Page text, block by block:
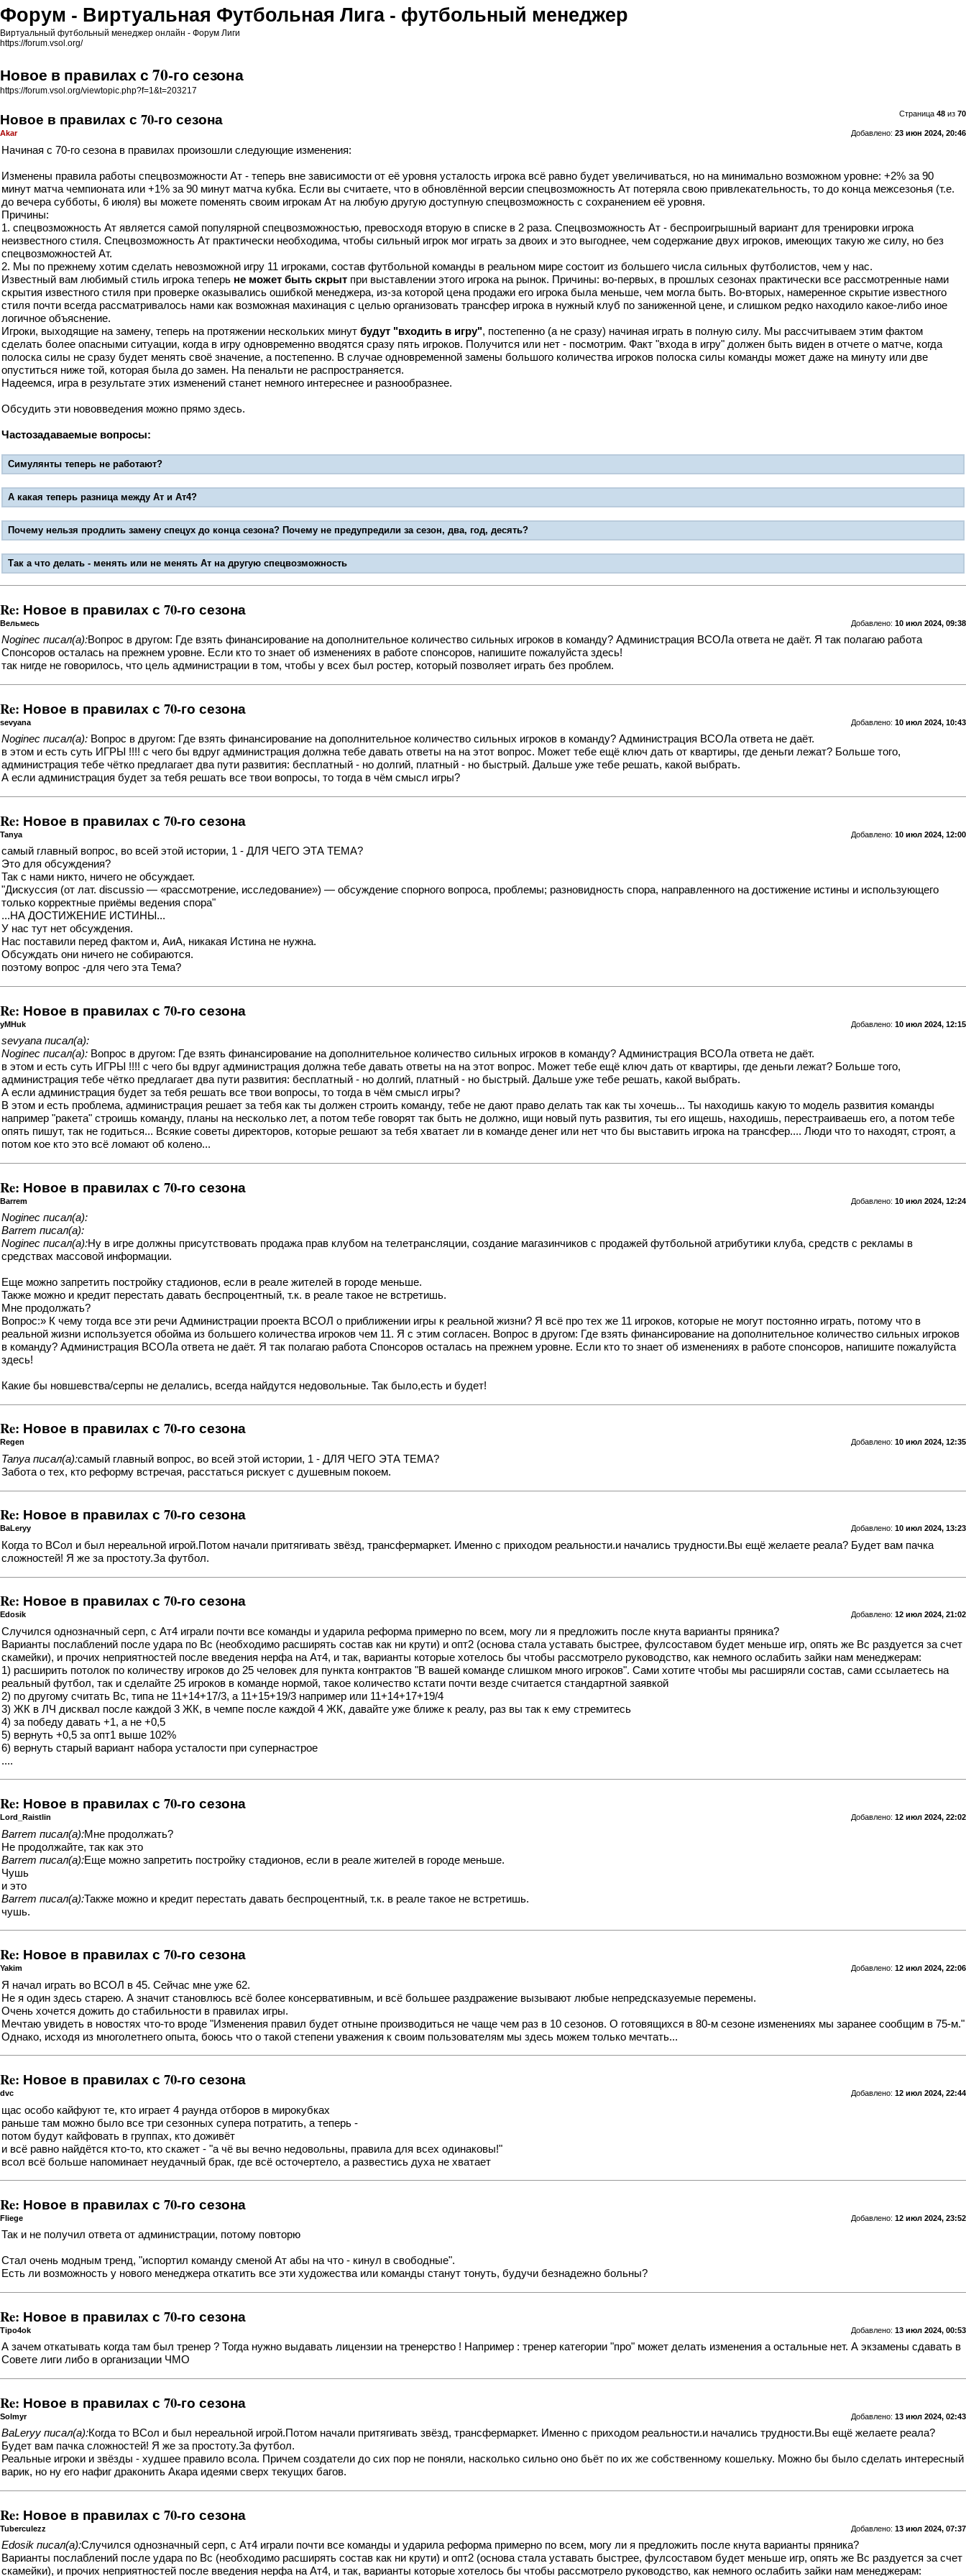
Форум - Виртуальная Футбольная Лига - футбольный менеджер
Виртуальный футбольный менеджер онлайн - Форум Лиги
https://forum.vsol.org/
Новое в правилах с 70-го сезона
https://forum.vsol.org/viewtopic.php?f=1&t=203217
Страница 48 из 70
Новое в правилах с 70-го сезона
Добавлено: 23 июн 2024, 20:46
Akar
Начиная с 70-го сезона в правилах произошли следующие изменения:
Изменены правила работы спецвозможности Ат - теперь вне зависимости от её уровня усталость игрока всё равно будет увеличиваться, но на минимально возможном уровне: +2% за 90
минут матча чемпионата или +1% за 90 минут матча кубка. Если вы считаете, что в обновлённой версии спецвозможность Ат потеряла свою привлекательность, то до конца межсезонья (т.е.
до вечера субботы, 6 июля) вы можете поменять своим игрокам Ат на любую другую доступную спецвозможность с сохранением её уровня.
Причины:
1. спецвозможность Ат является самой популярной спецвозможностью, превосходя вторую в списке в 2 раза. Спецвозможность Ат - беспроигрышный вариант для тренировки игрока
неизвестного стиля. Спецвозможность Ат практически необходима, чтобы сильный игрок мог играть за двоих и это выгоднее, чем содержание двух игроков, имеющих такую же силу, но без
спецвозможностей Ат.
2. Мы по прежнему хотим сделать невозможной игру 11 игроками, состав футбольной команды в реальном мире состоит из большего числа сильных футболистов, чем у нас.
Известный вам любимый стиль игрока теперь не может быть скрыт при выставлении этого игрока на рынок. Причины: во-первых, в прошлых сезонах практически все рассмотренные нами
скрытия известного стиля при проверке оказывались ошибкой менеджера, из-за которой цена продажи его игрока была меньше, чем могла быть. Во-вторых, намеренное скрытие известного
стиля почти всегда рассматривалось нами как возможная махинация с целью организовать трансфер игрока в нужный клуб по заниженной цене, и слишком редко находило какое-либо иное
логичное объяснение.
Игроки, выходящие на замену, теперь на протяжении нескольких минут будут "входить в игру", постепенно (а не сразу) начиная играть в полную силу. Мы рассчитываем этим фактом
сделать более опасными ситуации, когда в игру одновременно вводятся сразу пять игроков. Получится или нет - посмотрим. Факт "входа в игру" должен быть виден в отчете о матче, когда
полоска силы не сразу будет менять своё значение, а постепенно. В случае одновременной замены большого количества игроков полоска силы команды может даже на минуту или две
опуститься ниже той, которая была до замен. На пенальти не распространяется.
Надеемся, игра в результате этих изменений станет немного интереснее и разнообразнее.
Обсудить эти нововведения можно прямо здесь.
Частозадаваемые вопросы:
Симулянты теперь не работают?
А какая теперь разница между Ат и Ат4?
Почему нельзя продлить замену спецух до конца сезона? Почему не предупредили за сезон, два, год, десять?
Так а что делать - менять или не менять Ат на другую спецвозможность
Re: Новое в правилах с 70-го сезона
Добавлено: 10 июл 2024, 09:38
Вельмесь
Noginec писал(а):Вопрос в другом: Где взять финансирование на дополнительное количество сильных игроков в команду? Администрация ВСОЛа ответа не даёт. Я так полагаю работа
Спонсоров осталась на прежнем уровне. Если кто то знает об изменениях в работе спонсоров, напишите пожалуйста здесь!
так нигде не говорилось, что цель администрации в том, чтобы у всех был ростер, который позволяет играть без проблем.
Re: Новое в правилах с 70-го сезона
Добавлено: 10 июл 2024, 10:43
sevyana
Noginec писал(а): Вопрос в другом: Где взять финансирование на дополнительное количество сильных игроков в команду? Администрация ВСОЛа ответа не даёт.
в этом и есть суть ИГРЫ !!!! с чего бы вдруг администрация должна тебе давать ответы на на этот вопрос. Может тебе ещё ключ дать от квартиры, где деньги лежат? Больше того,
администрация тебе чётко предлагает два пути развития: бесплатный - но долгий, платный - но быстрый. Дальше уже тебе решать, какой выбрать.
А если администрация будет за тебя решать все твои вопросы, то тогда в чём смысл игры?
Re: Новое в правилах с 70-го сезона
Добавлено: 10 июл 2024, 12:00
Tanya
самый главный вопрос, во всей этой истории, 1 - ДЛЯ ЧЕГО ЭТА ТЕМА?
Это для обсуждения?
Так с нами никто, ничего не обсуждает.
"Дискуссия (от лат. discussio — «рассмотрение, исследование») — обсуждение спорного вопроса, проблемы; разновидность спора, направленного на достижение истины и использующего
только корректные приёмы ведения спора"
...НА ДОСТИЖЕНИЕ ИСТИНЫ...
У нас тут нет обсуждения.
Нас поставили перед фактом и, АиА, никакая Истина не нужна.
Обсуждать они ничего не собираются.
поэтому вопрос -для чего эта Тема?
Re: Новое в правилах с 70-го сезона
Добавлено: 10 июл 2024, 12:15
yMHuk
sevyana писал(а):
Noginec писал(а): Вопрос в другом: Где взять финансирование на дополнительное количество сильных игроков в команду? Администрация ВСОЛа ответа не даёт.
в этом и есть суть ИГРЫ !!!! с чего бы вдруг администрация должна тебе давать ответы на на этот вопрос. Может тебе ещё ключ дать от квартиры, где деньги лежат? Больше того,
администрация тебе чётко предлагает два пути развития: бесплатный - но долгий, платный - но быстрый. Дальше уже тебе решать, какой выбрать.
А если администрация будет за тебя решать все твои вопросы, то тогда в чём смысл игры?
В этом и есть проблема, администрация решает за тебя как ты должен строить команду, тебе не дают право делать так как ты хочешь... Ты находишь какую то модель развития команды
например "ракета" строишь команду, планы на несколько лет, а потом тебе говорят так быть не должно, ищи новый путь развития, ты его ищешь, находишь, перестраиваешь его, а потом тебе
опять пишут, так не годиться... Всякие советы директоров, которые решают за тебя хватает ли в команде денег или нет что бы выставить игрока на трансфер.... Люди что то находят, строят, а
потом кое кто это всё ломают об колено...
Re: Новое в правилах с 70-го сезона
Добавлено: 10 июл 2024, 12:24
Barrem
Noginec писал(а):
Barrem писал(а):
Noginec писал(а):Ну в игре должны присутствовать продажа прав клубом на телетрансляции, создание магазинчиков с продажей футбольной атрибутики клуба, средств с рекламы в
средствах массовой информации.
Еще можно запретить постройку стадионов, если в реале жителей в городе меньше.
Также можно и кредит перестать давать беспроцентный, т.к. в реале такое не встретишь.
Мне продолжать?
Вопрос:» К чему тогда все эти речи Администрации проекта ВСОЛ о приближении игры к реальной жизни? Я всё про тех же 11 игроков, которые не могут постоянно играть, потому что в
реальной жизни используется обойма из большего количества игроков чем 11. Я с этим согласен. Вопрос в другом: Где взять финансирование на дополнительное количество сильных игроков
в команду? Администрация ВСОЛа ответа не даёт. Я так полагаю работа Спонсоров осталась на прежнем уровне. Если кто то знает об изменениях в работе спонсоров, напишите пожалуйста
здесь!
Какие бы новшевства/серпы не делались, всегда найдутся недовольные. Так было,есть и будет!
Re: Новое в правилах с 70-го сезона
Добавлено: 10 июл 2024, 12:35
Regen
Tanya писал(а):самый главный вопрос, во всей этой истории, 1 - ДЛЯ ЧЕГО ЭТА ТЕМА?
Забота о тех, кто реформу встречая, расстаться рискует с душевным покоем.
Re: Новое в правилах с 70-го сезона
Добавлено: 10 июл 2024, 13:23
ВаLeryy
Когда то ВСол и был нереальной игрой.Потом начали притягивать звёзд, трансфермаркет. Именно с приходом реальности.и начались трудности.Вы ещё желаете реала? Будет вам пачка
сложностей! Я же за простоту.За футбол.
Re: Новое в правилах с 70-го сезона
Добавлено: 12 июл 2024, 21:02
Edosik
Случился однозначный серп, с Ат4 играли почти все команды и ударила реформа примерно по всем, могу ли я предложить после кнута варианты пряника?
Варианты послаблений после удара по Вс (необходимо расширять состав как ни крути) и опт2 (основа стала уставать быстрее, фулсоставом будет меньше игр, опять же Вс раздуется за счет
скамейки), и прочих неприятностей после введения нерфа на Ат4, и так, варианты которые хотелось бы чтобы рассмотрело руководство, как немного ослабить зайки нам менеджерам:
1) расширить потолок по количеству игроков до 25 человек для пункта контрактов "В вашей команде слишком много игроков". Сами хотите чтобы мы расширяли состав, сами ссылаетесь на
реальный футбол, так и сделайте 25 игроков в команде нормой, такое количество кстати почти везде считается стандартной заявкой
2) по другому считать Вс, типа не 11+14+17/3, а 11+15+19/3 например или 11+14+17+19/4
3) ЖК в ЛЧ дисквал после каждой 3 ЖК, в чемпе после каждой 4 ЖК, давайте уже ближе к реалу, раз вы так к ему стремитесь
4) за победу давать +1, а не +0,5
5) вернуть +0,5 за опт1 выше 102%
6) вернуть старый вариант набора усталости при супернастрое
....
Re: Новое в правилах с 70-го сезона
Добавлено: 12 июл 2024, 22:02
Lord_Raistlin
Barrem писал(а):Мне продолжать?
Не продолжайте, так как это
Barrem писал(а):Еще можно запретить постройку стадионов, если в реале жителей в городе меньше.
Чушь
и это
Barrem писал(а):Также можно и кредит перестать давать беспроцентный, т.к. в реале такое не встретишь.
чушь.
Re: Новое в правилах с 70-го сезона
Добавлено: 12 июл 2024, 22:06
Yakim
Я начал играть во ВСОЛ в 45. Сейчас мне уже 62.
Не я один здесь старею. А значит становлюсь всё более консервативным, и всё большее раздражение вызывают любые непредсказуемые перемены.
Очень хочется дожить до стабильности в правилах игры.
Мечтаю увидеть в новостях что-то вроде "Изменения правил будет отныне производиться не чаще чем раз в 10 сезонов. О готовящихся в 80-м сезоне изменениях мы заранее сообщим в 75-м."
Однако, исходя из многолетнего опыта, боюсь что о такой степени уважения к своим пользователям мы здесь можем только мечтать...
Re: Новое в правилах с 70-го сезона
Добавлено: 12 июл 2024, 22:44
dvc
щас особо кайфуют те, кто играет 4 раунда отборов в мирокубках
раньше там можно было все три сезонных супера потратить, а теперь -
потом будут кайфовать в группах, кто доживёт
и всё равно найдётся кто-то, кто скажет - "а чё вы вечно недовольны, правила для всех одинаковы!"
всол всё больше напоминает неудачный брак, где всё осточертело, а развестись духа не хватает
Re: Новое в правилах с 70-го сезона
Добавлено: 12 июл 2024, 23:52
Fliege
Так и не получил ответа от администрации, потому повторю
Стал очень модным тренд, "испортил команду сменой Ат абы на что - кинул в свободные".
Есть ли возможность у нового менеджера откатить все эти художества или команды станут тонуть, будучи безнадежно больны?
Re: Новое в правилах с 70-го сезона
Добавлено: 13 июл 2024, 00:53
Tipo4ok
А зачем откатывать когда там был тренер ? Тогда нужно выдавать лицензии на тренерство ! Например : тренер категории "про" может делать изменения а остальные нет. А экзамены сдавать в
Совете лиги либо в организации ЧМО
Re: Новое в правилах с 70-го сезона
Добавлено: 13 июл 2024, 02:43
Solmyr
ВаLeryy писал(а):Когда то ВСол и был нереальной игрой.Потом начали притягивать звёзд, трансфермаркет. Именно с приходом реальности.и начались трудности.Вы ещё желаете реала?
Будет вам пачка сложностей! Я же за простоту.За футбол.
Реальные игроки и звёзды - худшее правило всола. Причем создатели до сих пор не поняли, насколько сильно оно бьёт по их же собственному кошельку. Можно бы было сделать интересный
варик, но ну его нафиг драконить Акара идеями сверх текущих багов.
Re: Новое в правилах с 70-го сезона
Добавлено: 13 июл 2024, 07:37
Tuberculezz
Edosik писал(а):Случился однозначный серп, с Ат4 играли почти все команды и ударила реформа примерно по всем, могу ли я предложить после кнута варианты пряника?
Варианты послаблений после удара по Вс (необходимо расширять состав как ни крути) и опт2 (основа стала уставать быстрее, фулсоставом будет меньше игр, опять же Вс раздуется за счет
скамейки), и прочих неприятностей после введения нерфа на Ат4, и так, варианты которые хотелось бы чтобы рассмотрело руководство, как немного ослабить зайки нам менеджерам: